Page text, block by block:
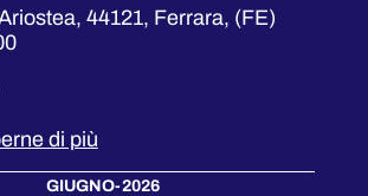
44121, Ferrara, (FE)
di più
GIUGNO-2026